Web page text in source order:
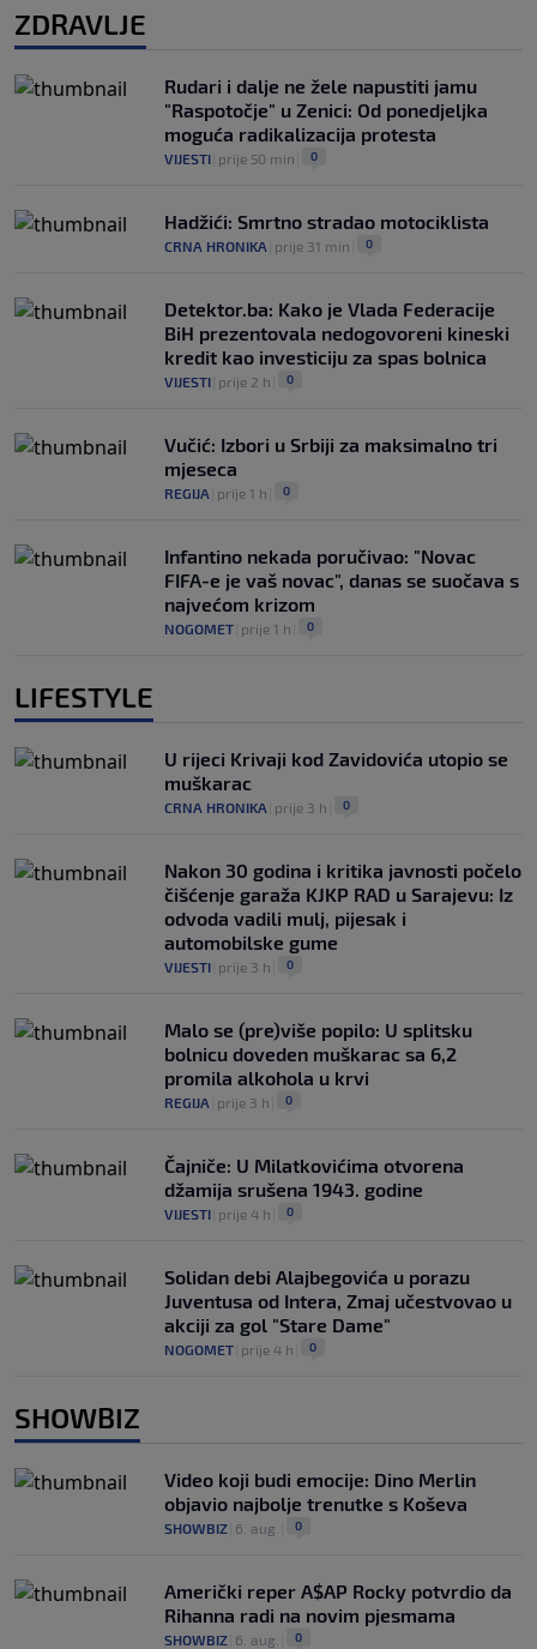
ZDRAVLJE
Rudari i dalje ne žele napustiti jamu
"Raspotočje" u Zenici: Od ponedjeljka
moguća radikalizacija protesta
VIJESTI prije 50 min 0
Hadžići: Smrtno stradao motociklista
CRNA HRONIKA prije 31 min 0
Detektor.ba: Kako je Vlada Federacije
BiH prezentovala nedogovoreni kineski
kredit kao investiciju za spas bolnica
VIJESTI prije 2 h 0
Vučić: Izbori u Srbiji za maksimalno tri
mjeseca
REGIJA prije 1 h 0
Infantino nekada poručivao: "Novac
FIFA-e je vaš novac", danas se suočava s
najvećom krizom
NOGOMET prije 1 h 0
LIFESTYLE
U rijeci Krivaji kod Zavidovića utopio se
muškarac
CRNA HRONIKA prije 3 h 0
Nakon 30 godina i kritika javnosti počelo
čišćenje garaža KJKP RAD u Sarajevu: Iz
odvoda vadili mulj, pijesak i
automobilske gume
VIJESTI prije 3 h 0
Malo se (pre)više popilo: U splitsku
bolnicu doveden muškarac sa 6,2
promila alkohola u krvi
REGIJA prije 3 h 0
Čajniče: U Milatkovićima otvorena
džamija srušena 1943. godine
VIJESTI prije 4 h 0
Solidan debi Alajbegovića u porazu
Juventusa od Intera, Zmaj učestvovao u
akciji za gol "Stare Dame"
NOGOMET prije 4 h 0
SHOWBIZ
Video koji budi emocije: Dino Merlin
objavio najbolje trenutke s Koševa
SHOWBIZ 6. aug. 0
Američki reper A$AP Rocky potvrdio da
Rihanna radi na novim pjesmama
SHOWBIZ 6. aug. 0